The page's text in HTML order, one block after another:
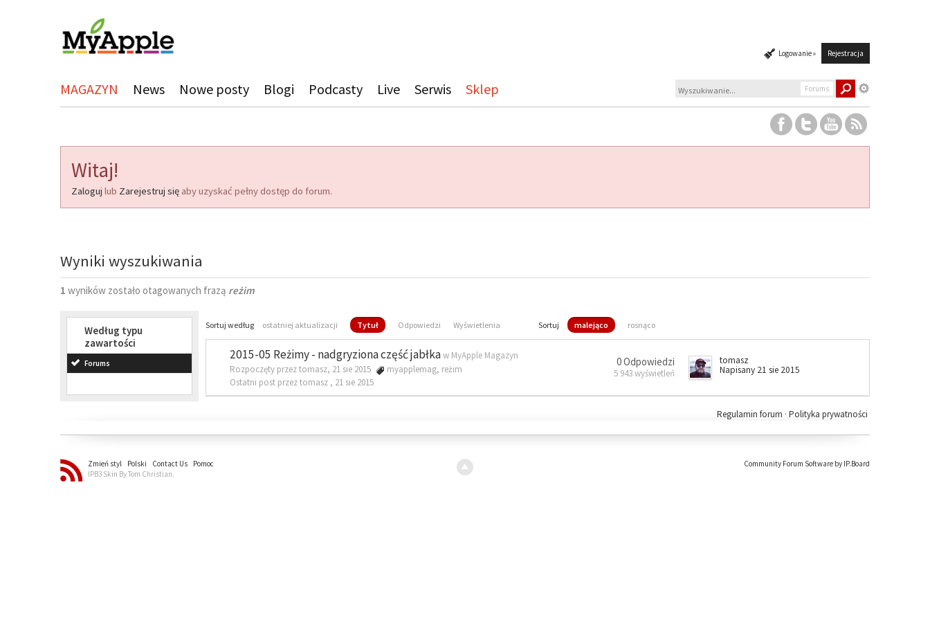
Logowanie » Rejestracja
MAGAZYN News Nowe posty Blogi Podcasty Live Serwis Sklep Forums
Witaj!
Zaloguj lub Zarejestruj się aby uzyskać pełny dostęp do forum.
Wyniki wyszukiwania
1 wyników zostało otagowanych frazą reżim
Według typu
zawartości
Forums
Sortuj według ostatniej aktualizacji Tytuł Odpowiedzi Wyświetlenia Sortuj malejąco rosnąco
2015-05 Reżimy - nadgryziona część jabłkaw MyApple Magazyn
Rozpoczęty przez tomasz, 21 sie 2015
myapplemag, reżim
Ostatni post przez tomasz , 21 sie 2015
0 Odpowiedzi
5 943 wyświetleń
tomasz
Napisany 21 sie 2015
Polityka prywatności
Regulamin forum ·
Zmień styl Polski Contact Us
Pomoc
IPB3 Skin By Tom Christian.
Community Forum Software by IP.Board